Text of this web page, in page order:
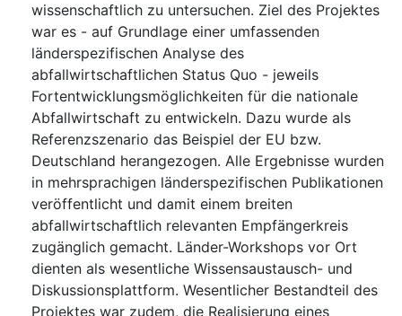
wissenschaftlich zu untersuchen. Ziel des Projektes
war es - auf Grundlage einer umfassenden
länderspezifischen Analyse des
abfallwirtschaftlichen Status Quo - jeweils
Fortentwicklungsmöglichkeiten für die nationale
Abfallwirtschaft zu entwickeln. Dazu wurde als
Referenzszenario das Beispiel der EU bzw.
Deutschland herangezogen. Alle Ergebnisse wurden
in mehrsprachigen länderspezifischen Publikationen
veröffentlicht und damit einem breiten
abfallwirtschaftlich relevanten Empfängerkreis
zugänglich gemacht. Länder-Workshops vor Ort
dienten als wesentliche Wissensaustausch- und
Diskussionsplattform. Wesentlicher Bestandteil des
Projektes war zudem, die Realisierung eines